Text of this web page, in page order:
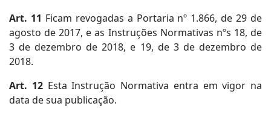
Art. 11 Ficam revogadas a Portaria nº 1.866, de 29 de
agosto de 2017, e as Instruções Normativas nºs 18, de
3 de dezembro de 2018, e 19, de 3 de dezembro de
2018.
Art. 12Esta Instrução Normativa entra em vigor na
data de sua publicação.